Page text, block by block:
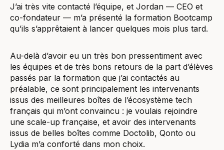
J’ai très vite contacté l’équipe, et Jordan — CEO et
co-fondateur — m’a présenté la formation Bootcamp
qu’ils s’apprêtaient à lancer quelques mois plus tard.
Au-delà d’avoir eu un très bon pressentiment avec
les équipes et de très bons retours de la part d’élèves
passés par la formation que j’ai contactés au
préalable, ce sont principalement les intervenants
issus des meilleures boîtes de l’écosystème tech
français qui m’ont convaincu : je voulais rejoindre
une scale-up française, et avoir des intervenants
issus de belles boîtes comme Doctolib, Qonto ou
Lydia m’a conforté dans mon choix.